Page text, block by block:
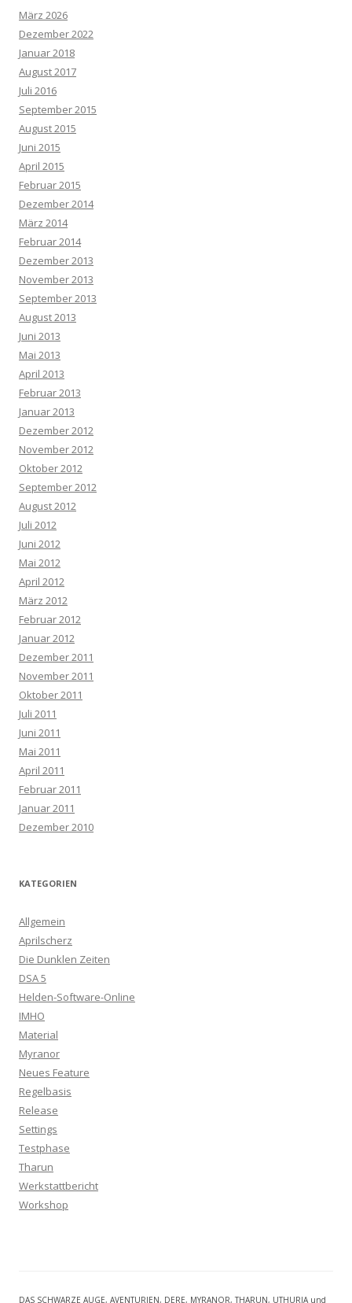
März 2026
Dezember 2022
Januar 2018
August 2017
Juli 2016
September 2015
August 2015
Juni 2015
April 2015
Februar 2015
Dezember 2014
März 2014
Februar 2014
Dezember 2013
November 2013
September 2013
August 2013
Juni 2013
Mai 2013
April 2013
Februar 2013
Januar 2013
Dezember 2012
November 2012
Oktober 2012
September 2012
August 2012
Juli 2012
Juni 2012
Mai 2012
April 2012
März 2012
Februar 2012
Januar 2012
Dezember 2011
November 2011
Oktober 2011
Juli 2011
Juni 2011
Mai 2011
April 2011
Februar 2011
Januar 2011
Dezember 2010
KATEGORIEN
Allgemein
Aprilscherz
Die Dunklen Zeiten
DSA 5
Helden-Software-Online
IMHO
Material
Myranor
Neues Feature
Regelbasis
Release
Settings
Testphase
Tharun
Werkstattbericht
Workshop
DAS SCHWARZE AUGE, AVENTURIEN, DERE, MYRANOR, THARUN, UTHURIA und